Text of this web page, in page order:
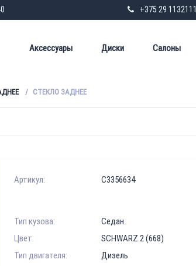
+375 29 1132111
Аксессуары Диски Салоны
СТЕКЛО ЗАДНЕЕ
Артикул: C3356634
Тип кузова:
Седан
Цвет:
SCHWARZ 2 (668)
Тип двигателя:
Дизель